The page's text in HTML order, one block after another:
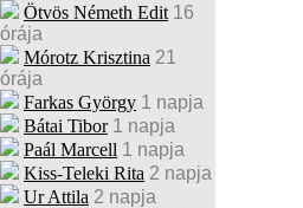
Ötvös Németh Edit 16
órája
Mórotz Krisztina 21
órája
Farkas György 1 napja
Bátai Tibor 1 napja
Paál Marcell 1 napja
Kiss-Teleki Rita 2 napja
Ur Attila 2 napja